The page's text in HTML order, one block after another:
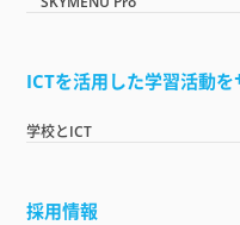
ICTを活用した学習活動
学校とICT
採用情報